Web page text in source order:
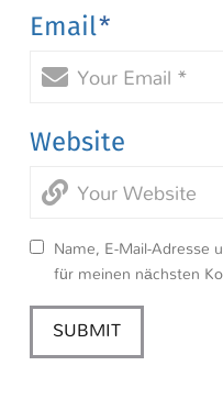
Email*
Website
Name, E-Mail-Adresse
für meinen nächsten